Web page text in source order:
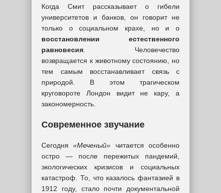
Когда Смит рассказывает о гибели
университетов и банков, он говорит не
только о социальном крахе, но и о
восстановлении естественного
равновесия . Человечество
возвращается к животному состоянию, но
тем самым восстанавливает связь с
природой. В этом трагическом
круговороте Лондон видит не кару, а
закономерность.
Современное звучание
Сегодня«Меченый» читается особенно
остро — после пережитых пандемий,
экологических кризисов и социальных
катастроф. То, что казалось фантазией в
1912 году, стало почти документальной